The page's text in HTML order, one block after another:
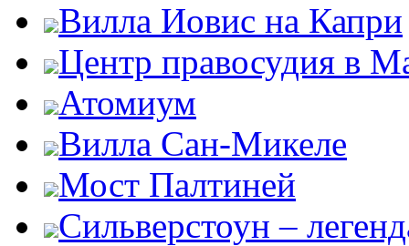
Вилла Иовис на Капри
Центр правосудия в
Атомиум
Вилла Сан-Микеле
Мост Палтиней
Сильверстоун –